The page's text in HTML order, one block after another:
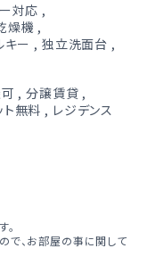
対応 ,
燥機 ,
キー , 独立洗面台 ,
,分譲賃貸 ,
ト無料 , レジデンス
で、お部屋の事に関して